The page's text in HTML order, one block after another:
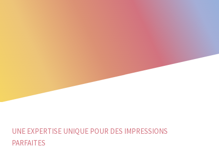
UNE EXPERTISE UNIQUE POUR DES IMPRESSIONS
PARFAITES